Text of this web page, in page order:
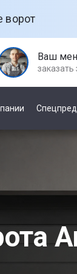
ворот
Ваш
заказать